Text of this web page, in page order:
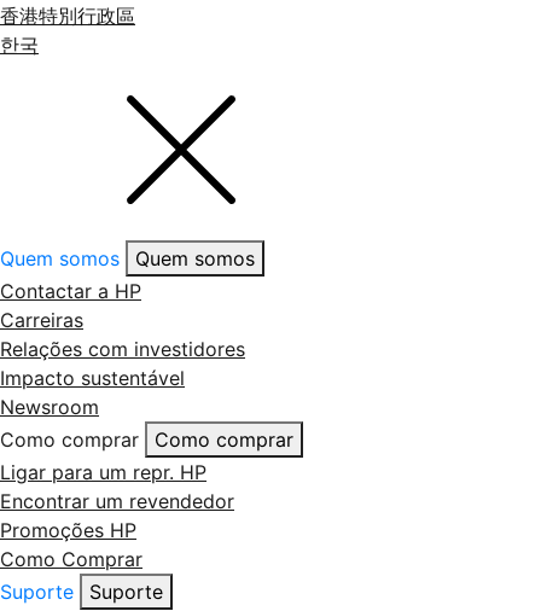
香港特別行政區
한국
Quem somos
Quem somos
Contactar a HP
Carreiras
Relações com investidores
Impacto sustentável
Newsroom
Como comprar
Como comprar
Ligar para um repr. HP
Encontrar um revendedor
Promoções HP
Como Comprar
Suporte
Suporte